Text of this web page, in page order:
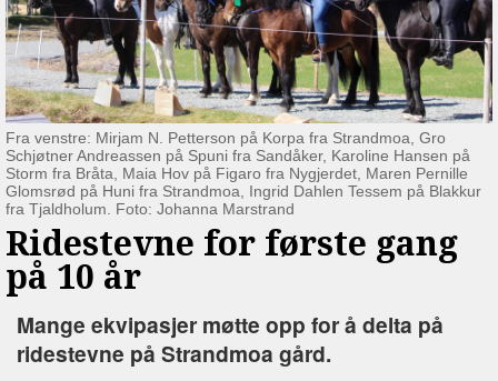
Fra venstre: Mirjam N. Petterson på Korpa fra Strandmoa, Gro
Schjøtner Andreassen på Spuni fra Sandåker, Karoline Hansen på
Storm fra Bråta, Maia Hov på Figaro fra Nygjerdet, Maren Pernille
Glomsrød på Huni fra Strandmoa, Ingrid Dahlen Tessem på Blakkur
fra Tjaldholum. Foto: Johanna Marstrand
Ridestevne for første gang
på 10 år
Mange ekvipasjer møtte opp for å delta på
ridestevne på Strandmoa gård.